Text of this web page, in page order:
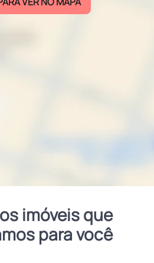
imóveis que
para você